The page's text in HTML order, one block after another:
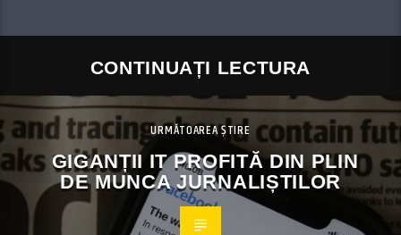
CONTINUAȚI LECTURA
URMĂTOAREA ȘTIRE
GIGANȚII IT PROFITĂ DIN PLIN
DE MUNCA JURNALIȘTILOR